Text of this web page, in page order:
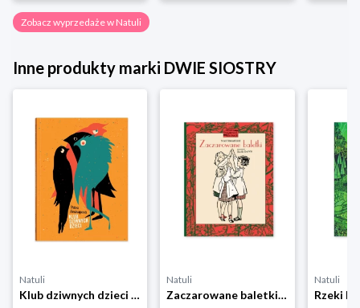
Zobacz wyprzedaże w Natuli
Inne produkty marki DWIE SIOSTRY
Natuli
Klub dziwnych dzieci Dwie siostry
Natuli
Zaczarowane baletki Dwie siostry
Natuli
Rzeki